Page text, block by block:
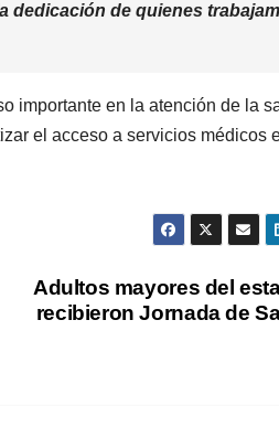
dedicación de quienes
importante en la atención de la
el acceso a servicios médicos
Adultos mayores del
recibieron Jornada de